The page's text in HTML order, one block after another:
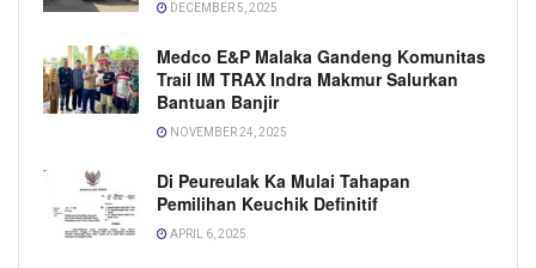
DECEMBER 5, 2025
Medco E&P Malaka Gandeng Komunitas
Trail IM TRAX Indra Makmur Salurkan
Bantuan Banjir
NOVEMBER 24, 2025
Di Peureulak Ka Mulai Tahapan
Pemilihan Keuchik Definitif
APRIL 6, 2025